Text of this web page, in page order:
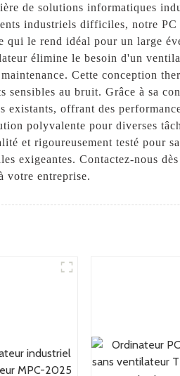
de solutions informatiques
industriels difficiles, notre
qui le rend idéal pour un large
élimine le besoin d'un
Cette conception
au bruit. Grâce à sa
offrant des
polyvalente pour diverses
et rigoureusement testé pour
exigeantes. Contactez-nous
votre entreprise.